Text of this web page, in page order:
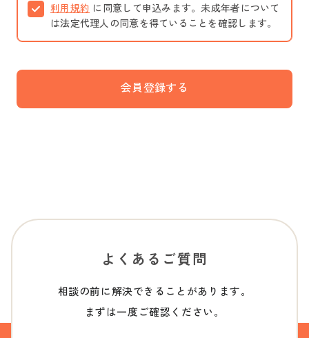
利用規約 に同意して申込みます。未成年者について
は法定代理人の同意を得ていることを確認します。
会員登録する
よくあるご質問
相談の前に解決できることがあります。
まずは一度ご確認ください。